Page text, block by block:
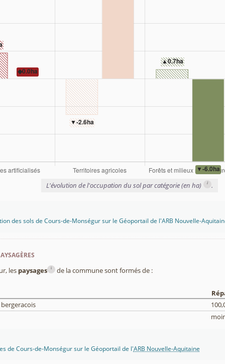
L'évolution de l'occupation du sol par catégorie (en ha) i .
des sols de Cours-de-Monségur sur le Géoportail de l'ARB Nouvelle-
les paysages i de la commune sont formés de :
de Cours-de-Monségur sur le Géoportail de l'ARB Nouvelle-Aquitaine